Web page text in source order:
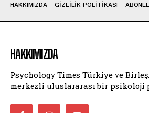
HAKKIMIZDA GIZLILIK POLITIKASI
HAKKIMIZDA
Psychology Times Türkiye ve
merkezli uluslararası bir psikoloji